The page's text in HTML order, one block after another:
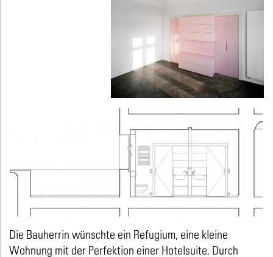
Die Bauherrin wünschte ein Refugium, eine kleine
Wohnung mit der Perfektion einer Hotelsuite. Durch